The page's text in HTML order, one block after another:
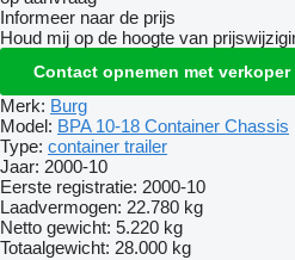
Informeer naar de prijs
Houd mij op de hoogte van
Contact opnemen met verkoper
Merk: Burg
Model: BPA 10-18 Container Chassis
Type: container trailer
Jaar: 2000-10
Eerste registratie: 2000-10
Laadvermogen: 22.780 kg
Netto gewicht: 5.220 kg
Totaalgewicht: 28.000 kg